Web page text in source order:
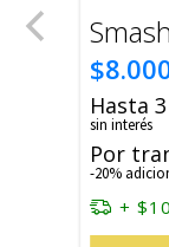
Hasta
sin interés
Por
-20%
+